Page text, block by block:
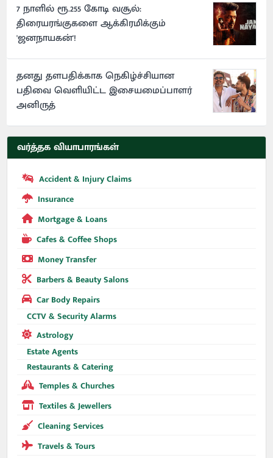
7 நாளில் ரூ.255 கோடி வசூல்:
திரையரங்குகளை ஆக்கிரமிக்கும்
'ஜனநாயகன்'!
தனது தளபதிக்காக நெகிழ்ச்சியான
பதிவை வெளியிட்ட இசையமைப்பாளர்
அனிருத்
வர்த்தக வியாபாரங்கள்
Accident & Injury Claims
Insurance
Mortgage & Loans
Cafes & Coffee Shops
Money Transfer
Barbers & Beauty Salons
Car Body Repairs
CCTV & Security Alarms
Astrology
Estate Agents
Restaurants & Catering
Temples & Churches
Textiles & Jewellers
Cleaning Services
Travels & Tours